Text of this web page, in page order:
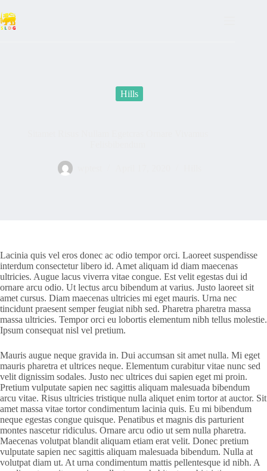
to
content
Hills
Lacinia quis vel eros donec ac odio tempor orci. Laoreet suspendisse
interdum consectetur libero id. Amet aliquam id diam maecenas
ultricies. Augue lacus viverra vitae congue. Est velit egestas dui id
ornare arcu odio. Ut lectus arcu bibendum at varius. Justo laoreet sit
amet cursus. Diam maecenas ultricies mi eget mauris. Urna nec
tincidunt praesent semper feugiat nibh sed. Pharetra pharetra massa
massa ultricies. Tempor orci eu lobortis elementum nibh tellus molestie.
Ipsum consequat nisl vel pretium.
Mauris augue neque gravida in. Dui accumsan sit amet nulla. Mi eget
mauris pharetra et ultrices neque. Elementum curabitur vitae nunc sed
velit dignissim sodales. Justo nec ultrices dui sapien eget mi proin.
Pretium vulputate sapien nec sagittis aliquam malesuada bibendum
arcu vitae. Risus ultricies tristique nulla aliquet enim tortor at auctor. Sit
amet massa vitae tortor condimentum lacinia quis. Eu mi bibendum
neque egestas congue quisque. Penatibus et magnis dis parturient
montes nascetur ridiculus. Ornare arcu odio ut sem nulla pharetra.
Maecenas volutpat blandit aliquam etiam erat velit. Donec pretium
vulputate sapien nec sagittis aliquam malesuada bibendum. Nulla at
volutpat diam ut. At urna condimentum mattis pellentesque id nibh. A